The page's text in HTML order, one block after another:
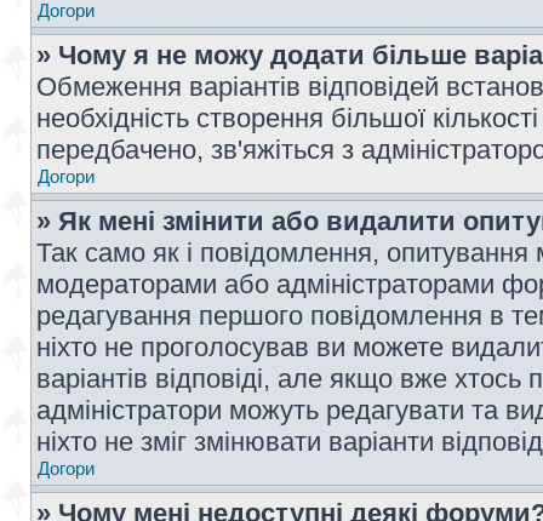
Догори
» Чому я не можу додати більше
Обмеження варіантів відповідей
необхідність створення більшої
передбачено, зв'яжіться з
Догори
» Як мені змінити або видалити
Так само як і повідомлення,
модераторами або адміністраторами
редагування першого повідомлення в
ніхто не проголосував ви можете
варіантів відповіді, але якщо вже
адміністратори можуть редагувати та
ніхто не зміг змінювати варіанти
Догори
» Чому мені недоступні деякі